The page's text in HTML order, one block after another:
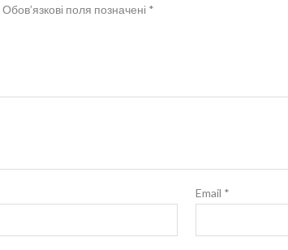
Обов’язкові поля позначені *
Email *